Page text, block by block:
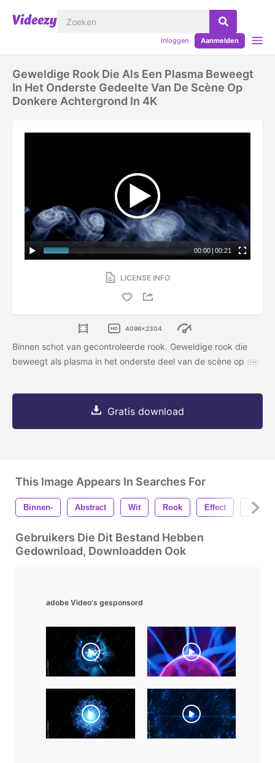
Inloggen Aanmelden
Geweldige Rook Die Als Een Plasma Beweegt
In Het Onderste Gedeelte Van De Scène Op
Donkere Achtergrond In 4K
00:00 | 00:21
LICENSE INFO
4096x2304
Binnen schot van gecontroleerde rook. Geweldige rook die
beweegt als plasma in het onderste deel van de scène op
Gratis download
This Image Appears In Searches For
Binnen- Abstract Wit Rook Effect Mist
Gebruikers Die Dit Bestand Hebben
Gedownload, Downloadden Ook
adobe Video's gesponsord